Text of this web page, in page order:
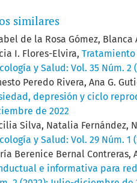
similares
de la Rosa Gómez,
I. Flores-Elvira,
y Salud: Vol. 35 Núm.
Peredo Rivera, Ana G.
depresión y ciclo
de 2022
Silva, Natalia Fernández,
y Salud: Vol. 29 Núm. 1
Berenice Bernal Contreras,
e informativa para